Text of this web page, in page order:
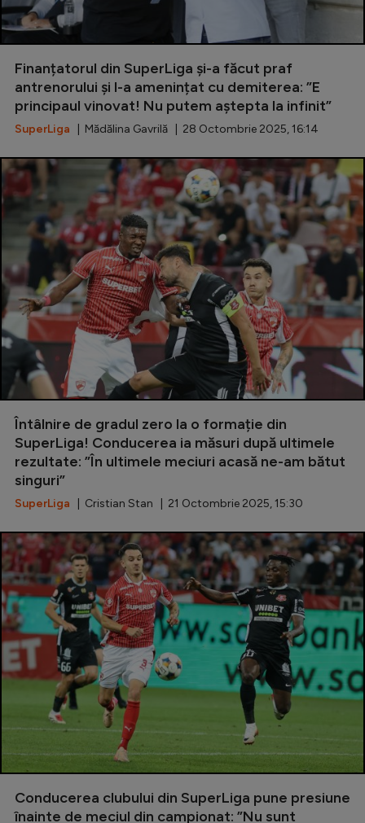
Finanțatorul din SuperLiga și-a făcut praf
antrenorului și l-a amenințat cu demiterea: ”E
principaul vinovat! Nu putem aștepta la infinit”
SuperLiga | Mădălina Gavrilă | 28 Octombrie 2025, 16:14
Întâlnire de gradul zero la o formație din
SuperLiga! Conducerea ia măsuri după ultimele
rezultate: ”În ultimele meciuri acasă ne-am bătut
singuri”
SuperLiga | Cristian Stan | 21 Octombrie 2025, 15:30
Conducerea clubului din SuperLiga pune presiune
înainte de meciul din campionat: ”Nu sunt